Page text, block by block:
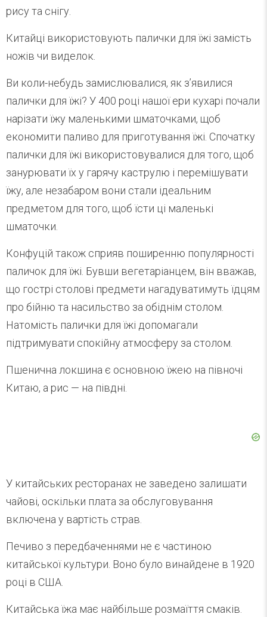
рису та снігу.
Китайці використовують палички для їжі замість
ножів чи виделок.
Ви коли-небудь замислювалися, як з’явилися
палички для їжі? У 400 році нашої ери кухарі почали
нарізати їжу маленькими шматочками, щоб
економити паливо для приготування їжі. Спочатку
палички для їжі використовувалися для того, щоб
занурювати їх у гарячу каструлю і перемішувати
їжу, але незабаром вони стали ідеальним
предметом для того, щоб їсти ці маленькі
шматочки.
Конфуцій також сприяв поширенню популярності
паличок для їжі. Бувши вегетаріанцем, він вважав,
що гострі столові предмети нагадуватимуть їдцям
про бійню та насильство за обіднім столом.
Натомість палички для їжі допомагали
підтримувати спокійну атмосферу за столом.
Пшенична локшина є основною їжею на півночі
Китаю, а рис — на півдні.
У китайських ресторанах не заведено залишати
чайові, оскільки плата за обслуговування
включена у вартість страв.
Печиво з передбаченнями не є частиною
китайської культури. Воно було винайдене в 1920
році в США.
Китайська їжа має найбільше розмаїття смаків.